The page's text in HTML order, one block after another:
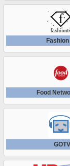
Fashion
Food
GOTV